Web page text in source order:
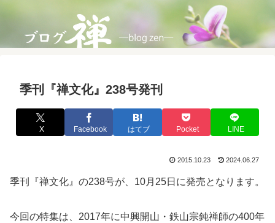
季刊『禅文化』238号発刊
X Facebook はてブ Pocket LINE
2015.10.23 2024.06.27
季刊『禅文化』の238号が、10月25日に発売となります。
今回の特集は、2017年に中興開山・鉄山宗鈍禅師の400年